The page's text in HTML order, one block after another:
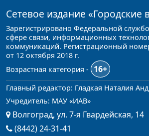
Сетевое издание «Городские
Зарегистрировано Федеральной
сфере связи, информационных
коммуникаций. Регистрационный
от 12 октября 2018 г.
Возрастная категория -
16+
Главный редактор: Гладкая Наталия
Учредитель: МАУ «ИАВ»
Волгоград, ул. 7-я Гвардейская, 14
(8442) 24-31-41